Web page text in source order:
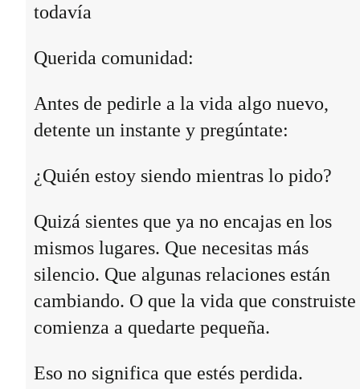
todavía
Querida comunidad:
Antes de pedirle a la vida algo nuevo,
detente un instante y pregúntate:
¿Quién estoy siendo mientras lo pido?
Quizá sientes que ya no encajas en los
mismos lugares. Que necesitas más
silencio. Que algunas relaciones están
cambiando. O que la vida que construiste
comienza a quedarte pequeña.
Eso no significa que estés perdida.